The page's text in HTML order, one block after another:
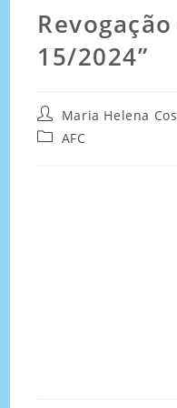
15/2024”
Maria Helena
AFC